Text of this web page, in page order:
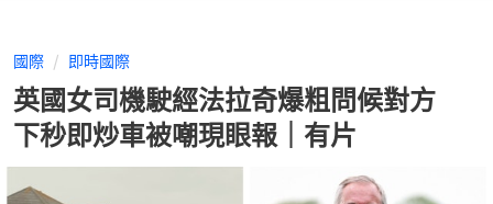
國際 即時國際
英國女司機駛經法拉奇爆粗問候對方
下秒即炒車被嘲現眼報｜有片